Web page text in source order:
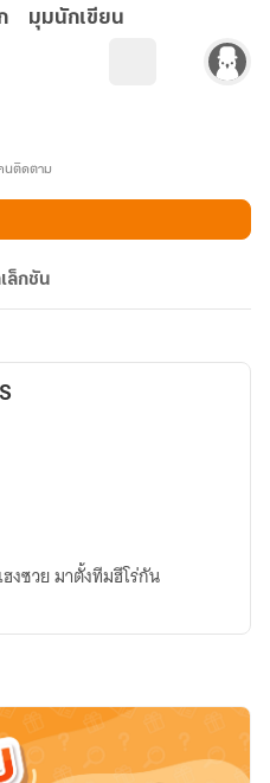
มุมนักเขียน
นติดตาม
ล็กชัน
งซวย มาตั้งทีมฮีโร่กัน